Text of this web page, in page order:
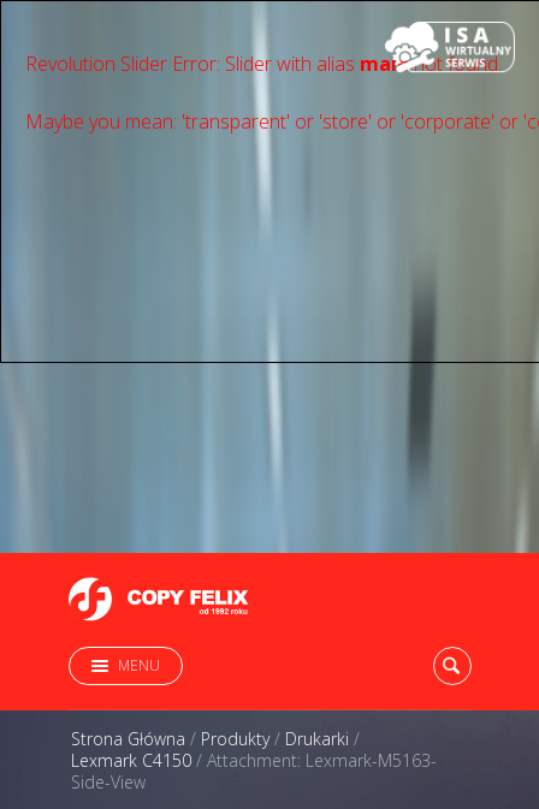
Revolution Slider Error: Slider with alias mainnot found.
Maybe you mean: 'transparent' or 'store' or 'сorporate' or
MENU
Strona Główna / Produkty/ Drukarki /
Lexmark C4150 / Attachment: Lexmark-M5163-
Side-View